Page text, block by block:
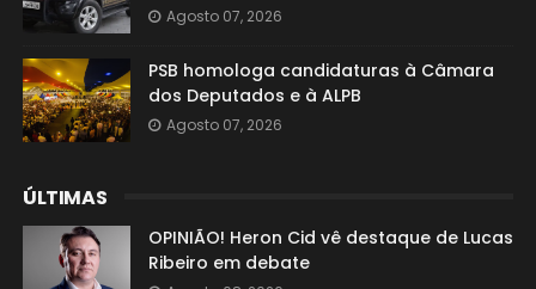
Agosto 07, 2026
PSB homologa candidaturas à Câmara
dos Deputados e à ALPB
Agosto 07, 2026
ÚLTIMAS
OPINIÃO! Heron Cid vê destaque de Lucas
Ribeiro em debate